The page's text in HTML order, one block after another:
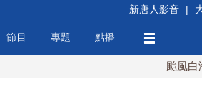
新唐人影音 |
節目 專題 點播
颱風白海豚週